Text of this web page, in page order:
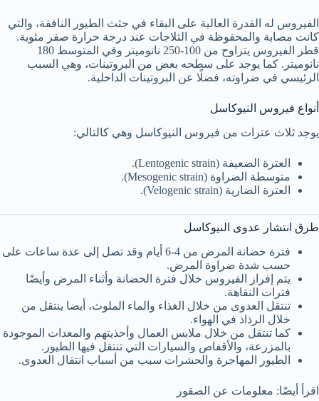
الفيروس له القدرة العالية على البقاء في جثث الطيور النافقة، والتي
كانت مصابة والمحفوظة في الثلاجات عند درجة حرارة صفر مئوية.
قطر الفيروس يتراوح من 100-250 نانوميتر وفي المتوسط 180
نانوميتر. كما يوجد على سطحه بعض من البروتينات، وهي السبب
الرئيسي في ضراوته، فضلًا عن البروتينات الداخلية.
أنواع فيروس النيوكاسل
يوجد ثلاث عترات من فيروس النيوكاسل وهي كالتالي:
العترة الضعيفة (Lentogenic strain).
متوسطة الضراوة (Mesogenic strain).
العترة الضارية (Velogenic strain).
طرق انتشار عدوى النيوكاسل
فترة حضانة المرض من 4-6 أيام وقد تصل إلى عدة ساعات على
حسب شدة ضراوة المرض.
يتم إفراز الفيروس خلال فترة الحضانة وأثناء المرض وأيضًا
فترات النقاهة.
تنتقل العدوى من خلال الغذاء والماء الملوث، أيضا ينتقل من
خلال الرذاذ في الهواء.
كما تنتقل من خلال ملابس العمال وأحذيتهم والمعدات الموجودة
بالمزرعة، والأقفاص والسيارات التي تنتقل فيها الطيور.
الطيور المهاجرة والحشرات سبب من أسباب انتقال العدوى.
اقرأ أيضًا: معلومات عن الصقور